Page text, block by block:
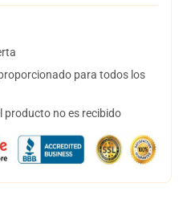
para todos los
producto no es recibido